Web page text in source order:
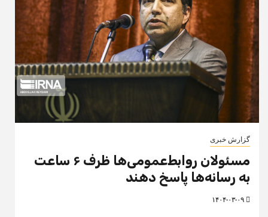
گزارش خبری
مسئولان روابط‌عمومی‌ها ظرف ۶ ساعت
به رسانه‌ها پاسخ دهند